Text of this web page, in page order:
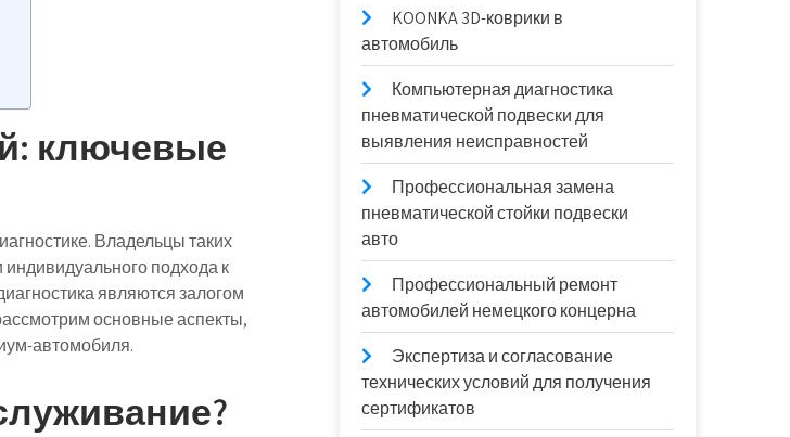
ключевые
Владельцы таких
подхода к
являются залогом
основные аспекты,
автомобиля.
KOONKA 3D-коврики в
автомобиль
Компьютерная диагностика
пневматической подвески для
выявления неисправностей
Профессиональная замена
пневматической стойки подвески
авто
Профессиональный ремонт
автомобилей немецкого концерна
Экспертиза и согласование
технических условий для получения
сертификатов